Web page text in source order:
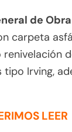
de
carpeta
Irving,
LEER